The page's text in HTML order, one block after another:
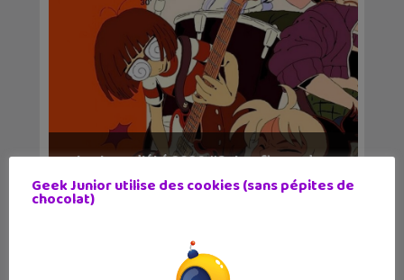
Lecture d’été 2026 #3 : Les fleurs des
funérailles...
Geek Junior utilise des cookies (sans pépites de
chocolat)